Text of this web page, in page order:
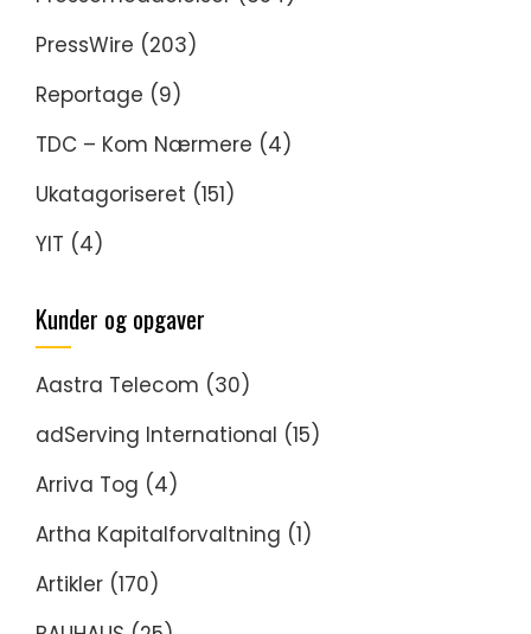
PressWire (203)
Reportage (9)
TDC – Kom Nærmere (4)
Ukatagoriseret (151)
YIT (4)
Kunder og opgaver
Aastra Telecom (30)
adServing International (15)
Arriva Tog (4)
Artha Kapitalforvaltning (1)
Artikler (170)